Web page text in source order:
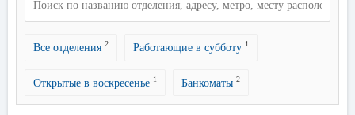
Все отделения 2 Работающие в субботу 1
Открытые в воскресенье 1 Банкоматы 2